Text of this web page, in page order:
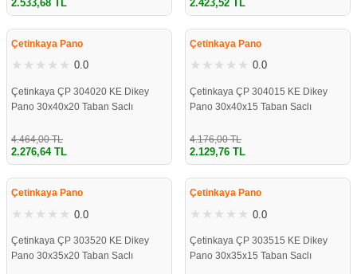
2.533,68 TL
2.423,52 TL
%49
Çetinkaya Pano
0.0
Çetinkaya ÇP 304020 KE Dikey
Pano 30x40x20 Taban Saclı
4.464,00 TL
2.276,64 TL
%49
Çetinkaya Pano
0.0
Çetinkaya ÇP 304015 KE Dikey
Pano 30x40x15 Taban Saclı
4.176,00 TL
2.129,76 TL
%49
Çetinkaya Pano
0.0
Çetinkaya ÇP 303520 KE Dikey
Pano 30x35x20 Taban Saclı
%49
Çetinkaya Pano
0.0
Çetinkaya ÇP 303515 KE Dikey
Pano 30x35x15 Taban Saclı